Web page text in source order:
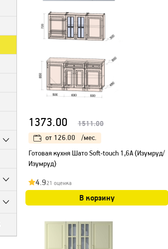
1373.00 1511.00
от 126.00
/мес.
Готовая кухня Шато Soft-touch 1,6А (Изумруд/
Изумруд)
4.921 оценка
В корзину